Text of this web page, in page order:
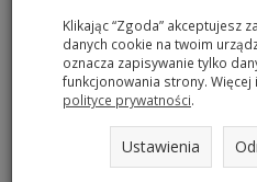
Klikając “Zgoda” akceptujesz
danych cookie na twoim
oznacza zapisywanie tylko
funkcjonowania strony.
polityce prywatności.
Ustawienia